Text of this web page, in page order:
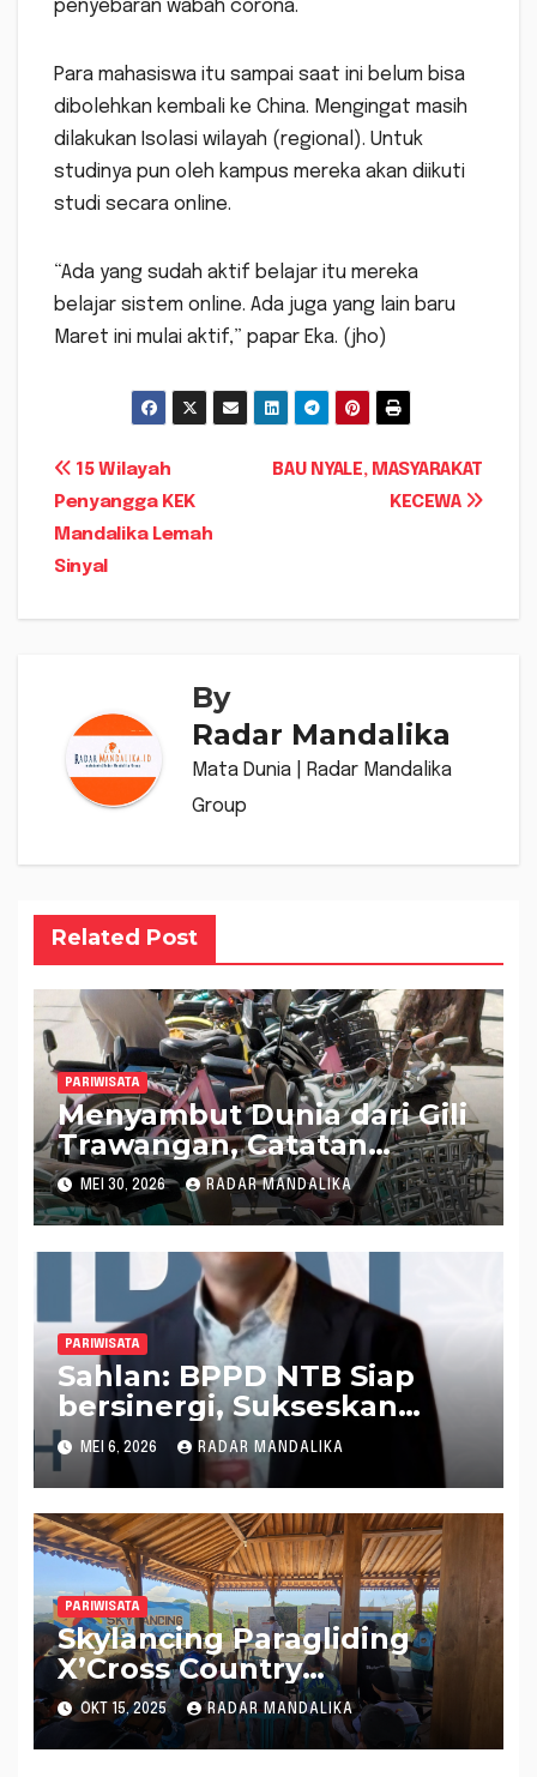
penyebaran wabah corona.
Para mahasiswa itu sampai saat ini belum bisa
dibolehkan kembali ke China. Mengingat masih
dilakukan Isolasi wilayah (regional). Untuk
studinya pun oleh kampus mereka akan diikuti
studi secara online.
“Ada yang sudah aktif belajar itu mereka
belajar sistem online. Ada juga yang lain baru
Maret ini mulai aktif,” papar Eka. (jho)
Navigasi
pos
BAU NYALE, MASYARAKAT
KECEWA
15 Wilayah
Penyangga KEK
Mandalika Lemah
Sinyal
By
Radar Mandalika
Mata Dunia | Radar Mandalika
Group
Related Post
PARIWISATA
Menyambut Dunia dari Gili
Trawangan, Catatan
Menjelang Famtrip 2026
MEI 30, 2026 RADAR MANDALIKA
PARIWISATA
Sahlan: BPPD NTB Siap
bersinergi, Sukseskan
Program Pariwisata NTB
MEI 6, 2026 RADAR MANDALIKA
PARIWISATA
Skylancing Paragliding
X’Cross Country
Championship 2025,
Perkuat Eksistensi NTB
Sebagai Daerah Sport
OKT 15, 2025 RADAR MANDALIKA